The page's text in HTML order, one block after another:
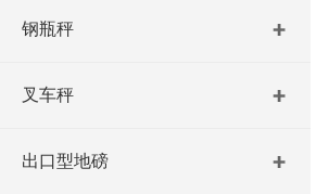
钢瓶秤
叉车秤
出口型地磅